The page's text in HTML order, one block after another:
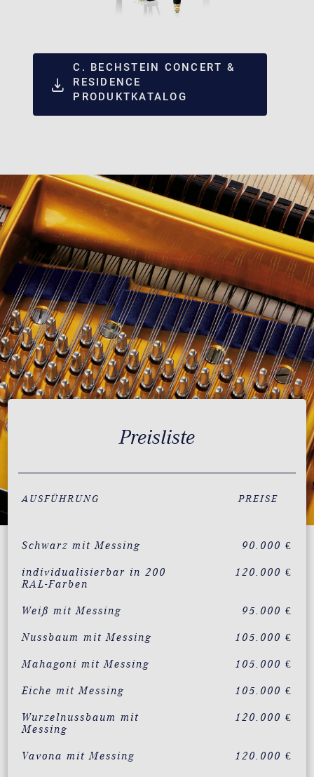
C. BECHSTEIN CONCERT &
RESIDENCE
PRODUKTKATALOG
Preisliste
AUSFÜHRUNG PREISE
Schwarz mit Messing 90.000 €
individualisierbar in 200
RAL-Farben
120.000 €
Weiß mit Messing 95.000 €
Nussbaum mit Messing 105.000 €
Mahagoni mit Messing 105.000 €
Eiche mit Messing 105.000 €
Wurzelnussbaum mit
Messing
120.000 €
Vavona mit Messing 120.000 €